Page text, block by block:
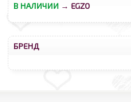
В НАЛИЧИИ → EGZO
БРЕНД